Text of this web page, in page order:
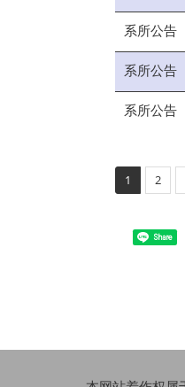
系所公告
系所公告
系所公告
1 2
Share